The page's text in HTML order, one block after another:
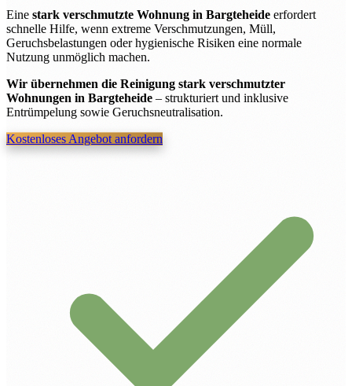
Eine stark verschmutzte Wohnung in Bargteheide erfordert
schnelle Hilfe, wenn extreme Verschmutzungen, Müll,
Geruchsbelastungen oder hygienische Risiken eine normale
Nutzung unmöglich machen.
Wir übernehmen die Reinigung stark verschmutzter
Wohnungen in Bargteheide– strukturiert und inklusive
Entrümpelung sowie Geruchsneutralisation.
Kostenloses Angebot anfordern